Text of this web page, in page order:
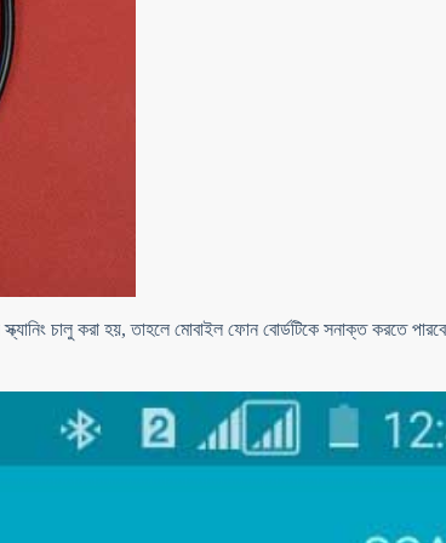
চালু করা হয়, তাহলে মোবাইল ফোন বোর্ডটিকে সনাক্ত করতে